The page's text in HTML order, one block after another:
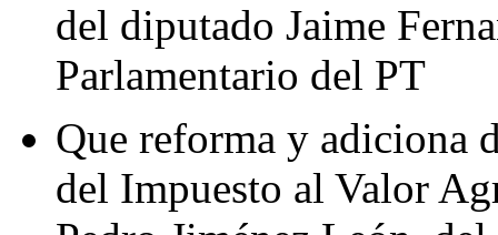
del diputado Jaime
Parlamentario del PT
Que reforma y adiciona
del Impuesto al Valor